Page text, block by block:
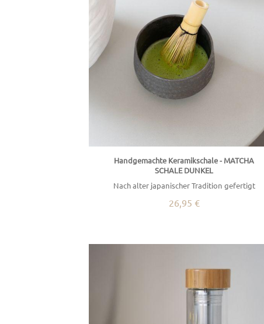
Handgemachte Keramikschale - MATCHA
SCHALE DUNKEL
Nach alter japanischer Tradition gefertigt
26,95 €